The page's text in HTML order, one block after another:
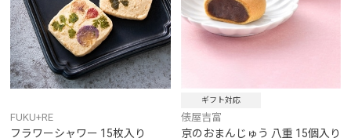
FUKU+RE
フラワーシャワー 15枚入り
ギフト対応
俵屋吉富
京のおまんじゅう 八重 15個入り